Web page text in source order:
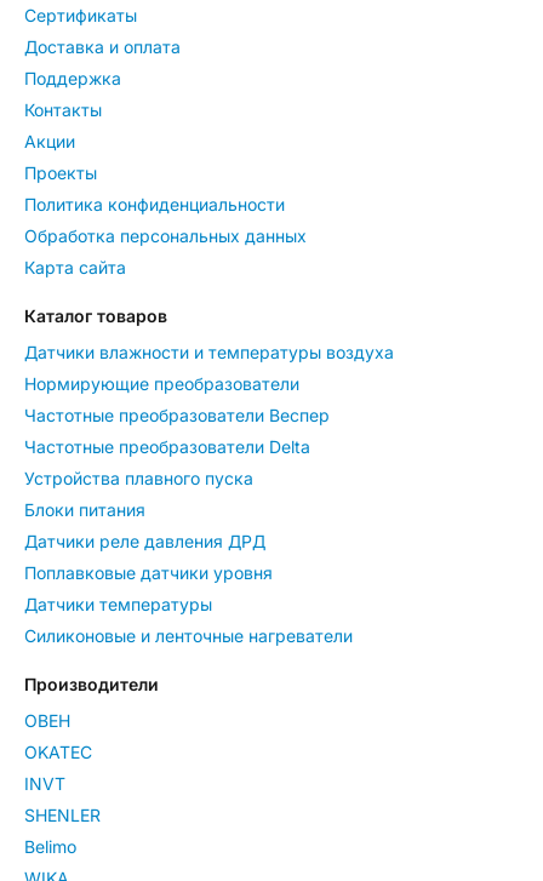
Сертификаты
Доставка и оплата
Поддержка
Контакты
Акции
Проекты
Политика конфиденциальности
Обработка персональных данных
Карта сайта
Каталог товаров
Датчики влажности и температуры воздуха
Нормирующие преобразователи
Частотные преобразователи Веспер
Частотные преобразователи Delta
Устройства плавного пуска
Блоки питания
Датчики реле давления ДРД
Поплавковые датчики уровня
Датчики температуры
Силиконовые и ленточные нагреватели
Производители
ОВЕН
OKATEC
INVT
SHENLER
Belimo